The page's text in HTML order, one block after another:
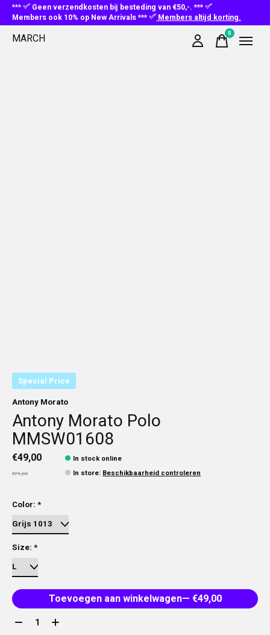
***
Geen verzendkosten bij besteding van €50,-. ***
Members ook 10% op New Arrivals ***
Members altijd korting.
MARCH 0items
Special Price
Antony Morato
Antony Morato Polo
MMSW01608
€49,00
€79,00
In stock online
In store: Beschikbaarheid controleren
Color: *
Size: *
Toevoegen aan winkelwagen
— €49,00
Aantal: